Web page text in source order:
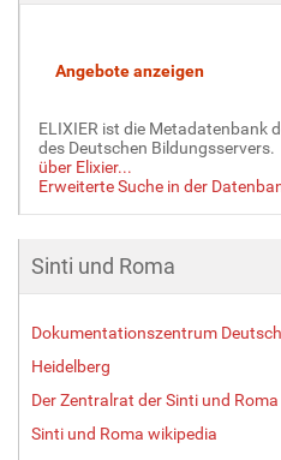
e
n
e
r
ö
ß
…
ELIXIER ist die Metadatenbank
des Deutschen Bildungsservers.
über Elixier...
Erweiterte Suche in der
Sinti und Roma
Dokumentationszentrum
Heidelberg
Der Zentralrat der Sinti und Roma
Sinti und Roma wikipedia